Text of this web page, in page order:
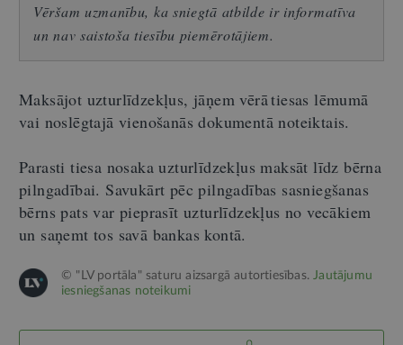
Vēršam uzmanību, ka sniegtā atbilde ir informatīva
un nav saistoša tiesību piemērotājiem.
Maksājot uzturlīdzekļus, jāņem vērā tiesas lēmumā
vai noslēgtajā vienošanās dokumentā noteiktais.
Parasti tiesa nosaka uzturlīdzekļus maksāt līdz bērna
pilngadībai. Savukārt pēc pilngadības sasniegšanas
bērns pats var pieprasīt uzturlīdzekļus no vecākiem
un saņemt tos savā bankas kontā.
© "LV portāla" saturu aizsargā autortiesības.Jautājumu
iesniegšanas noteikumi